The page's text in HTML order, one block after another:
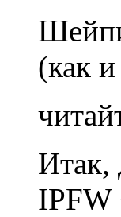
(как
Итак,
IPFW